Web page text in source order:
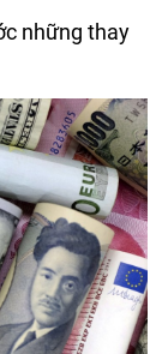
những thay